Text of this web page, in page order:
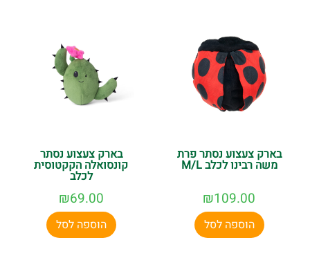
בארק צעצוע נסתר פרת
משה רבינו לכלב M/L
₪109.00
הוספה לסל
בארק צעצוע נסתר
קונסואלה הקקטוסית
לכלב
₪69.00
הוספה לסל